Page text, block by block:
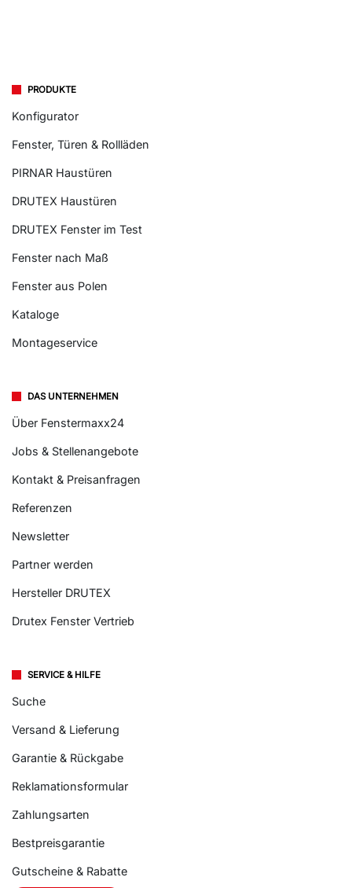
PRODUKTE
Konfigurator
Fenster, Türen & Rollläden
PIRNAR Haustüren
DRUTEX Haustüren
DRUTEX Fenster im Test
Fenster nach Maß
Fenster aus Polen
Kataloge
Montageservice
DAS UNTERNEHMEN
Über Fenstermaxx24
Jobs & Stellenangebote
Kontakt & Preisanfragen
Referenzen
Newsletter
Partner werden
Hersteller DRUTEX
Drutex Fenster Vertrieb
SERVICE & HILFE
Suche
Versand & Lieferung
Garantie & Rückgabe
Reklamationsformular
Zahlungsarten
Bestpreisgarantie
Gutscheine & Rabatte